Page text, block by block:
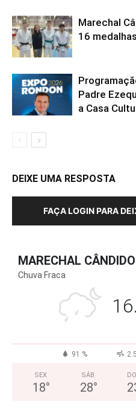
Marechal
16
Padre
a Casa
DEIXE UMA RESPOSTA
FAÇA LOGIN PARA
MARECHAL
Chuva Fraca
91 %
SEX
18°
SÁB
28°